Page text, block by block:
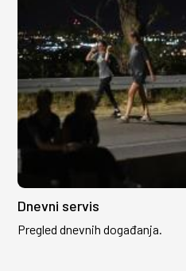
Dnevni servis
Pregled dnevnih događanja.